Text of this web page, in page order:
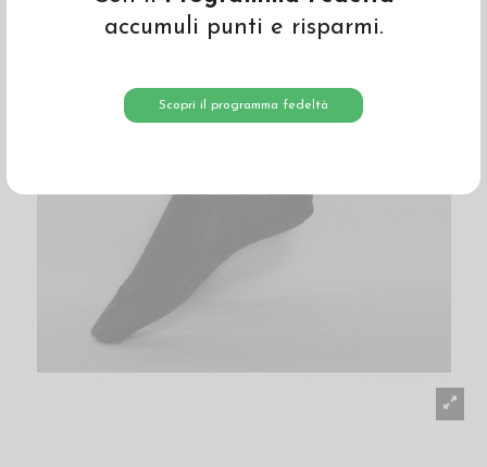
accumuli punti e risparmi.
Scopri il programma fedeltà